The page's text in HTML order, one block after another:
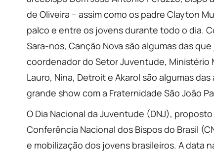
de Oliveira – assim como os padre Clayton
palco e entre os jovens durante todo o dia.
Sara-nos, Canção Nova são algumas das
coordenador do Setor Juventude, Ministério
Lauro, Nina, Detroit e Akarol são algumas
grande show com a Fraternidade São João
O Dia Nacional da Juventude (DNJ),
Conferência Nacional dos Bispos do Brasil
e mobilização dos jovens brasileiros. A data